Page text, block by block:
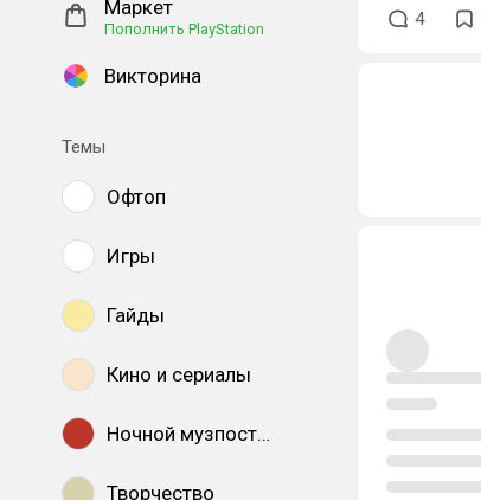
Маркет
Пополнить PlayStation
Викторина
Темы
Офтоп
Игры
Гайды
Кино и сериалы
Ночной музпостинг
Творчество
4